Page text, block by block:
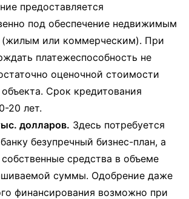
предоставляется
под обеспечение недвижимым
или коммерческим). При
платежеспособность не
оценочной стоимости
Срок кредитования
20 лет.
долларов. Здесь потребуется
безупречный бизнес-план, а
средства в объеме
суммы. Одобрение даже
финансирования возможно при